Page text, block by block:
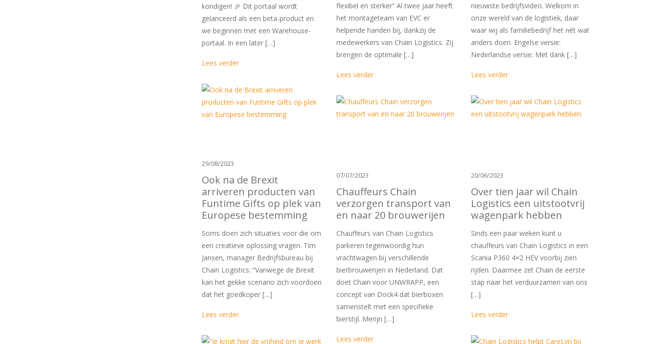
kondigen! 🎉 Dit portaal wordt
gelanceerd als een beta-product en
we beginnen met een Warehouse-
portaal. In een later […]
Lees verder
flexibel en sterker” Al twee jaar heeft
het montageteam van EVC er
helpende handen bij, dankzij de
medewerkers van Chain Logistics. Zij
brengen de optimale […]
Lees verder
nieuwste bedrijfsvideo. Welkom in
onze wereld van de logistiek, daar
waar wij als familiebedrijf het nét wat
anders doen. Engelse versie:
Nederlandse versie: Met dank […]
Lees verder
29/08/2023
Ook na de Brexit
arriveren producten van
Funtime Gifts op plek van
Europese bestemming
Soms doen zich situaties voor die om
een creatieve oplossing vragen. Tim
Jansen, manager Bedrijfsbureau bij
Chain Logistics: “Vanwege de Brexit
kan het gekke scenario zich voordoen
dat het goedkoper […]
Lees verder
07/07/2023
Chauffeurs Chain
verzorgen transport van
en naar 20 brouwerijen
Chauffeurs van Chain Logistics
parkeren tegenwoordig hun
vrachtwagen bij verschillende
bierbrouwerijen in Nederland. Dat
doet Chain voor UNWRAPP, een
concept van Dock4 dat bierboxen
samenstelt met een specifieke
bierstijl. Merijn […]
Lees verder
20/06/2023
Over tien jaar wil Chain
Logistics een uitstootvrij
wagenpark hebben
Sinds een paar weken kunt u
chauffeurs van Chain Logistics in een
Scania P360 4×2 HEV voorbij zien
rijden. Daarmee zet Chain de eerste
stap naar het verduurzamen van ons
[…]
Lees verder